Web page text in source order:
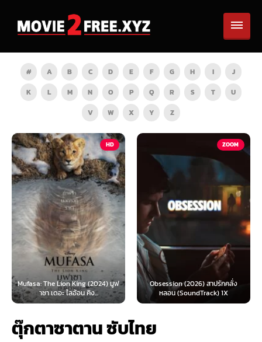
# A B C D E F G H I
J
K
L M N O P Q R S T
U
V
W X Y Z
HD
The Lion King (2024) มูฟ
าซา เดอะ ไลอ้อน คิง...
Obsession (2026) สาปรักคลั่ง
หลอน (SoundTrack) 1X
Survive
ตุ๊กตาซาตาน ซับไทย